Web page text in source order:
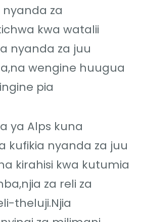
za
kwa watalii
nyanda za juu
wengine huugua
pia
ya Alps kuna
kufikia nyanda za juu
kirahisi kwa kutumia
za reli za
theluji.Njia